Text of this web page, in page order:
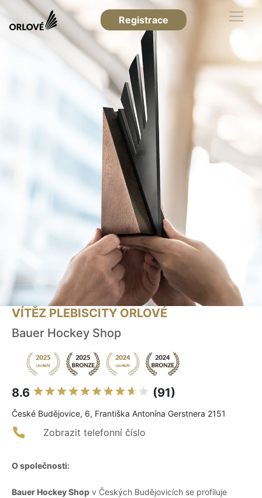
Registrace
VÍTĚZ PLEBISCITY ORLOVÉ
Bauer Hockey Shop
8.6 (91)
České Budějovice, 6, Františka Antonína Gerstnera 2151
Zobrazit telefonní číslo
O společnosti:
Bauer Hockey Shop v Českých Budějovicích se profiluje